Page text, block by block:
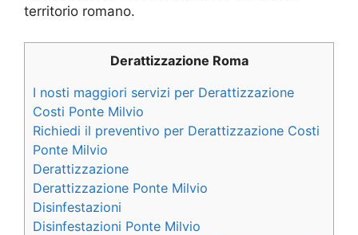
territorio romano.
Derattizzazione Roma
I nosti maggiori servizi per Derattizzazione
Costi Ponte Milvio
Richiedi il preventivo per Derattizzazione Costi
Ponte Milvio
Derattizzazione
Derattizzazione Ponte Milvio
Disinfestazioni
Disinfestazioni Ponte Milvio